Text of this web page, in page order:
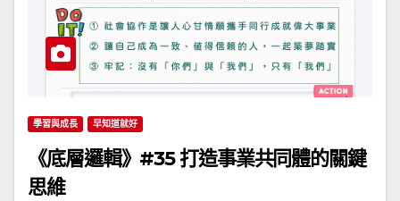
學習與成長 早知道就好
《底層邏輯》#35 打造事業共同體的關鍵
思維